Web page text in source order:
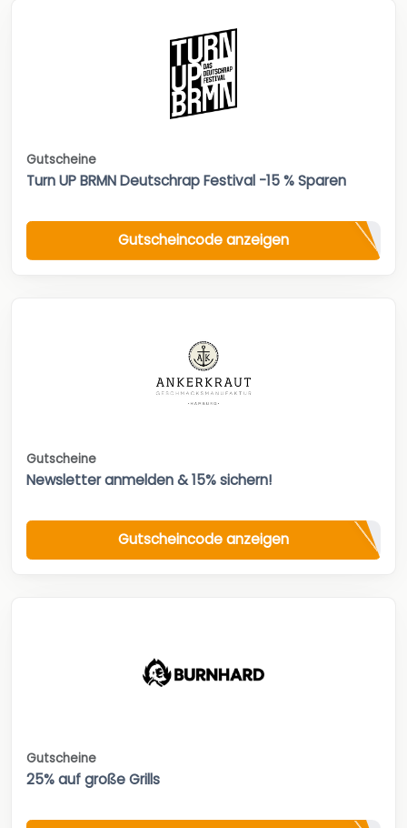
Gutscheine
Turn UP BRMN Deutschrap Festival -15 % Sparen
Gutscheincode anzeigen
Gutscheine
Newsletter anmelden & 15% sichern!
Gutscheincode anzeigen
Gutscheine
25% auf große Grills